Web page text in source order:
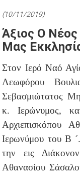
(10/11/2019)
Άξιος Ο
Μας
Στον Ιερό Ναό
Λεωφόρου
Σεβασμιώτατος
κ. Ιερώνυμος,
Αρχιεπισκόπου
Ιερωνύμου του Β
την εις
Αθανασίου